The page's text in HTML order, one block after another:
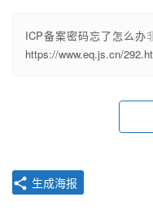
ICP备案密码忘了怎么办
https://www.eq.js.cn/
生成海报